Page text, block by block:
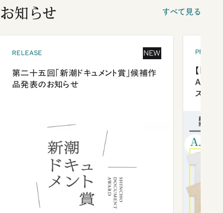
お知らせ すべて見る
RELEASE NEW
第二十五回「新潮ドキュメント賞」候補作
品発表のお知らせ
【「新
ズプレ